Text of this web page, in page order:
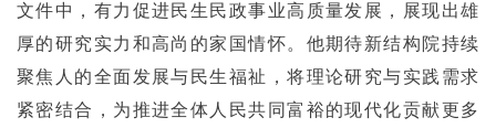
文件中，有力促进民生民政事业高质量发展，展现出雄
厚的研究实力和高尚的家国情怀。他期待新结构院持续
聚焦人的全面发展与民生福祉，将理论研究与实践需求
紧密结合，为推进全体人民共同富裕的现代化贡献更多